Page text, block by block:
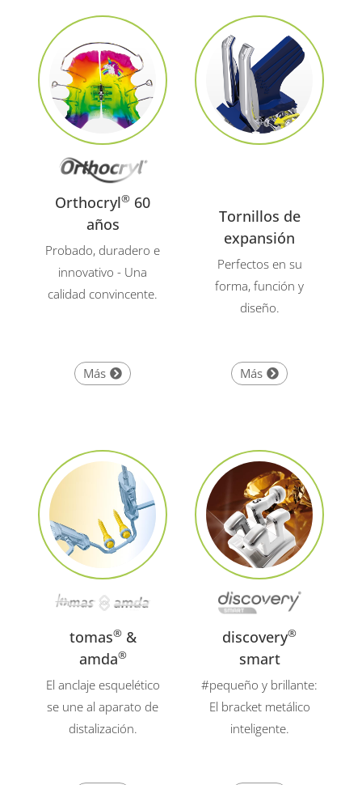
Orthocryl® 60
años
Probado, duradero e
innovativo - Una
calidad convincente.
Más
Tornillos de
expansión
Perfectos en su
forma, función y
diseño.
Más
tomas®&
amda®
El anclaje esquelético
se une al aparato de
distalización.
discovery®
smart
#pequeño y brillante:
El bracket metálico
inteligente.